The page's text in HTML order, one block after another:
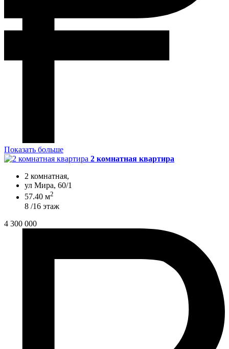
Показать больше
2 комнатная квартира
2 комнатная,
ул Мира, 60/1
57.40 м2
8 /16 этаж
4 300 000